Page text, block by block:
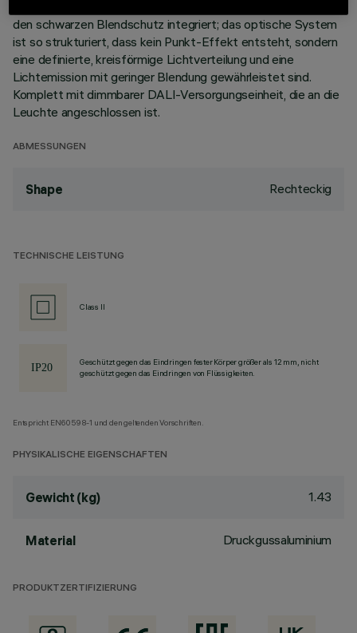
den schwarzen Blendschutz integriert; das optische System
ist so strukturiert, dass kein Punkt-Effekt entsteht, sondern
eine definierte, kreisförmige Lichtverteilung und eine
Lichtemission mit geringer Blendung gewährleistet sind.
Komplett mit dimmbarer DALI-Versorgungseinheit, die an die
Leuchte angeschlossen ist.
ABMESSUNGEN
Shape Rechteckig
TECHNISCHE LEISTUNG
Class II
Geschützt gegen das Eindringen fester Körper größer als 12 mm, nicht
geschützt gegen das Eindringen von Flüssigkeiten.
Entspricht EN60598-1 und den geltenden Vorschriften.
PHYSIKALISCHE EIGENSCHAFTEN
Gewicht (kg) 1.43
Material Druckgussaluminium
PRODUKTZERTIFIZIERUNG